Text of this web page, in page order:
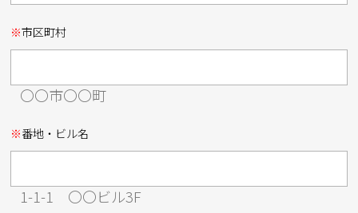
※市区町村
〇〇市〇〇町
※番地・ビル名
1-1-1 〇〇ビル3F